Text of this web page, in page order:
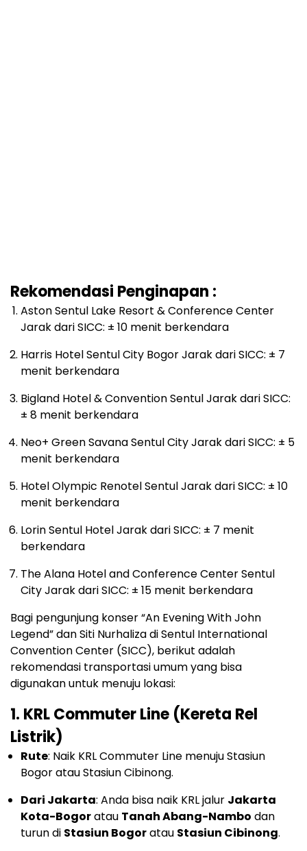
Rekomendasi Penginapan :
Aston Sentul Lake Resort & Conference Center
Jarak dari SICC: ± 10 menit berkendara
Harris Hotel Sentul City Bogor Jarak dari SICC: ± 7
menit berkendara
Bigland Hotel & Convention Sentul Jarak dari SICC:
± 8 menit berkendara
Neo+ Green Savana Sentul City Jarak dari SICC: ± 5
menit berkendara
Hotel Olympic Renotel Sentul Jarak dari SICC: ± 10
menit berkendara
Lorin Sentul Hotel Jarak dari SICC: ± 7 menit
berkendara
The Alana Hotel and Conference Center Sentul
City Jarak dari SICC: ± 15 menit berkendara
Bagi pengunjung konser “An Evening With John
Legend” dan Siti Nurhaliza di Sentul International
Convention Center (SICC), berikut adalah
rekomendasi transportasi umum yang bisa
digunakan untuk menuju lokasi:
1. KRL Commuter Line (Kereta Rel
Listrik)
Rute: Naik KRL Commuter Line menuju Stasiun
Bogor atau Stasiun Cibinong.
Dari Jakarta: Anda bisa naik KRL jalur Jakarta
Kota-Bogoratau Tanah Abang-Nambo dan
turun di Stasiun Bogoratau Stasiun Cibinong.